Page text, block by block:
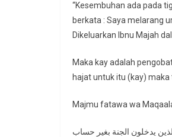
“Kesembuhan ada pada
berkata : Saya melarang
Dikeluarkan Ibnu Majah
Maka kay adalah
hajat untuk itu (kay)
Majmu fatawa wa
يدخلون الجنة بغير حساب